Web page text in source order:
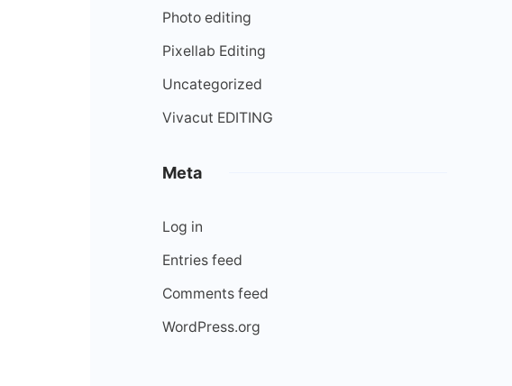
Photo editing
Pixellab Editing
Uncategorized
Vivacut EDITING
Meta
Log in
Entries feed
Comments feed
WordPress.org